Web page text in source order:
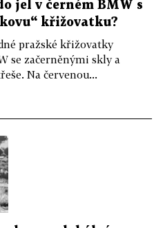
jel v černém BMW s
křižovatku?
pražské křižovatky
se začerněnými skly a
Na červenou...